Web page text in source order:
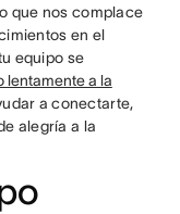
que nos complace
en el
equipo se
lentamente a la
a conectarte,
alegría a la